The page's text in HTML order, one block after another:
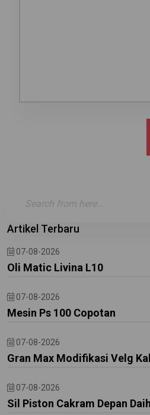
Artikel Terbaru
07-08-2026
Oli Matic Livina L10
07-08-2026
Mesin Ps 100 Copotan
07-08-2026
Gran Max Modifikasi Velg
07-08-2026
Sil Piston Cakram Depan